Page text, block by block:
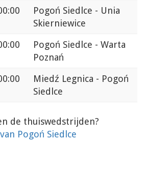
Pogoń Siedlce - Unia
Skierniewice
Pogoń Siedlce - Warta
Poznań
Miedź Legnica - Pogoń
Siedlce
de thuiswedstrijden?
Pogoń Siedlce